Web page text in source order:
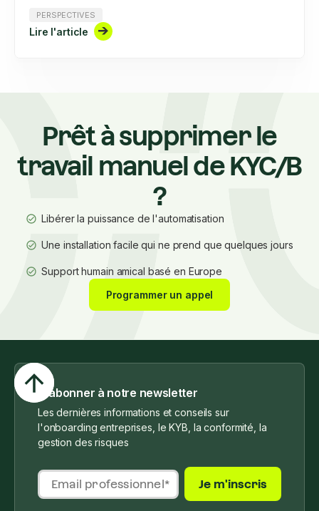
l’Europe. Les portefeuilles d’identité numériques devant
être mis en service d’ici fin 2026, onboarding chargées
contre le blanchiment d’argent et le financement du
PERSPECTIVES
Lire l'article
Prêt à supprimer le
travail manuel de KYC/B
?
Libérer la puissance de l'automatisation
Une installation facile qui ne prend que quelques jours
Support humain amical basé en Europe
Programmer un appel
S'abonner à notre newsletter
Les dernières informations et conseils sur
l'onboarding entreprises, le KYB, la conformité, la
gestion des risques